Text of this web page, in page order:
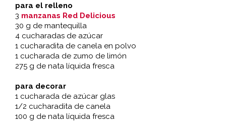
para el relleno
3 manzanas Red Delicious
30 g de mantequilla
4 cucharadas de azúcar
1 cucharadita de canela en polvo
1 cucharada de zumo de limón
275 g de nata líquida fresca
para decorar
1 cucharada de azúcar glas
1/2 cucharadita de canela
100 g de nata líquida fresca